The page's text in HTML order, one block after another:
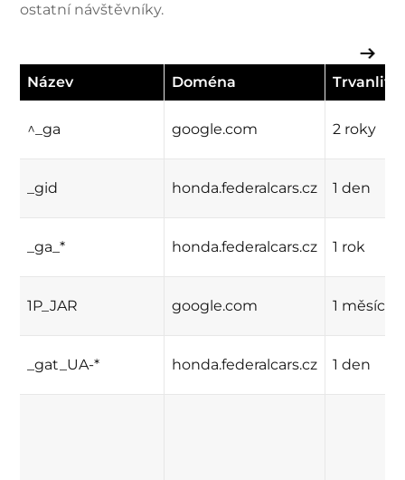
ostatní návštěvníky.
Název Doména
^_ga google.com 2 roky
_gid honda.federalcars.cz 1 den
_ga_* honda.federalcars.cz 1 rok
1P_JAR google.com 1 měsíc
_gat_UA-* honda.federalcars.cz 1 den